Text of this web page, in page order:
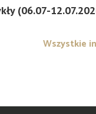
(06.07-
Wszystkie